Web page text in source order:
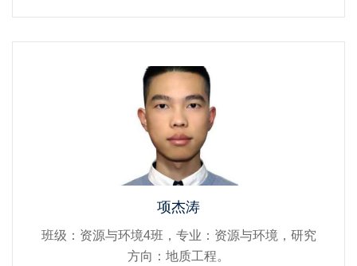
项杰涛
班级：资源与环境4班，专业：资源与环境，研究
方向：地质工程。